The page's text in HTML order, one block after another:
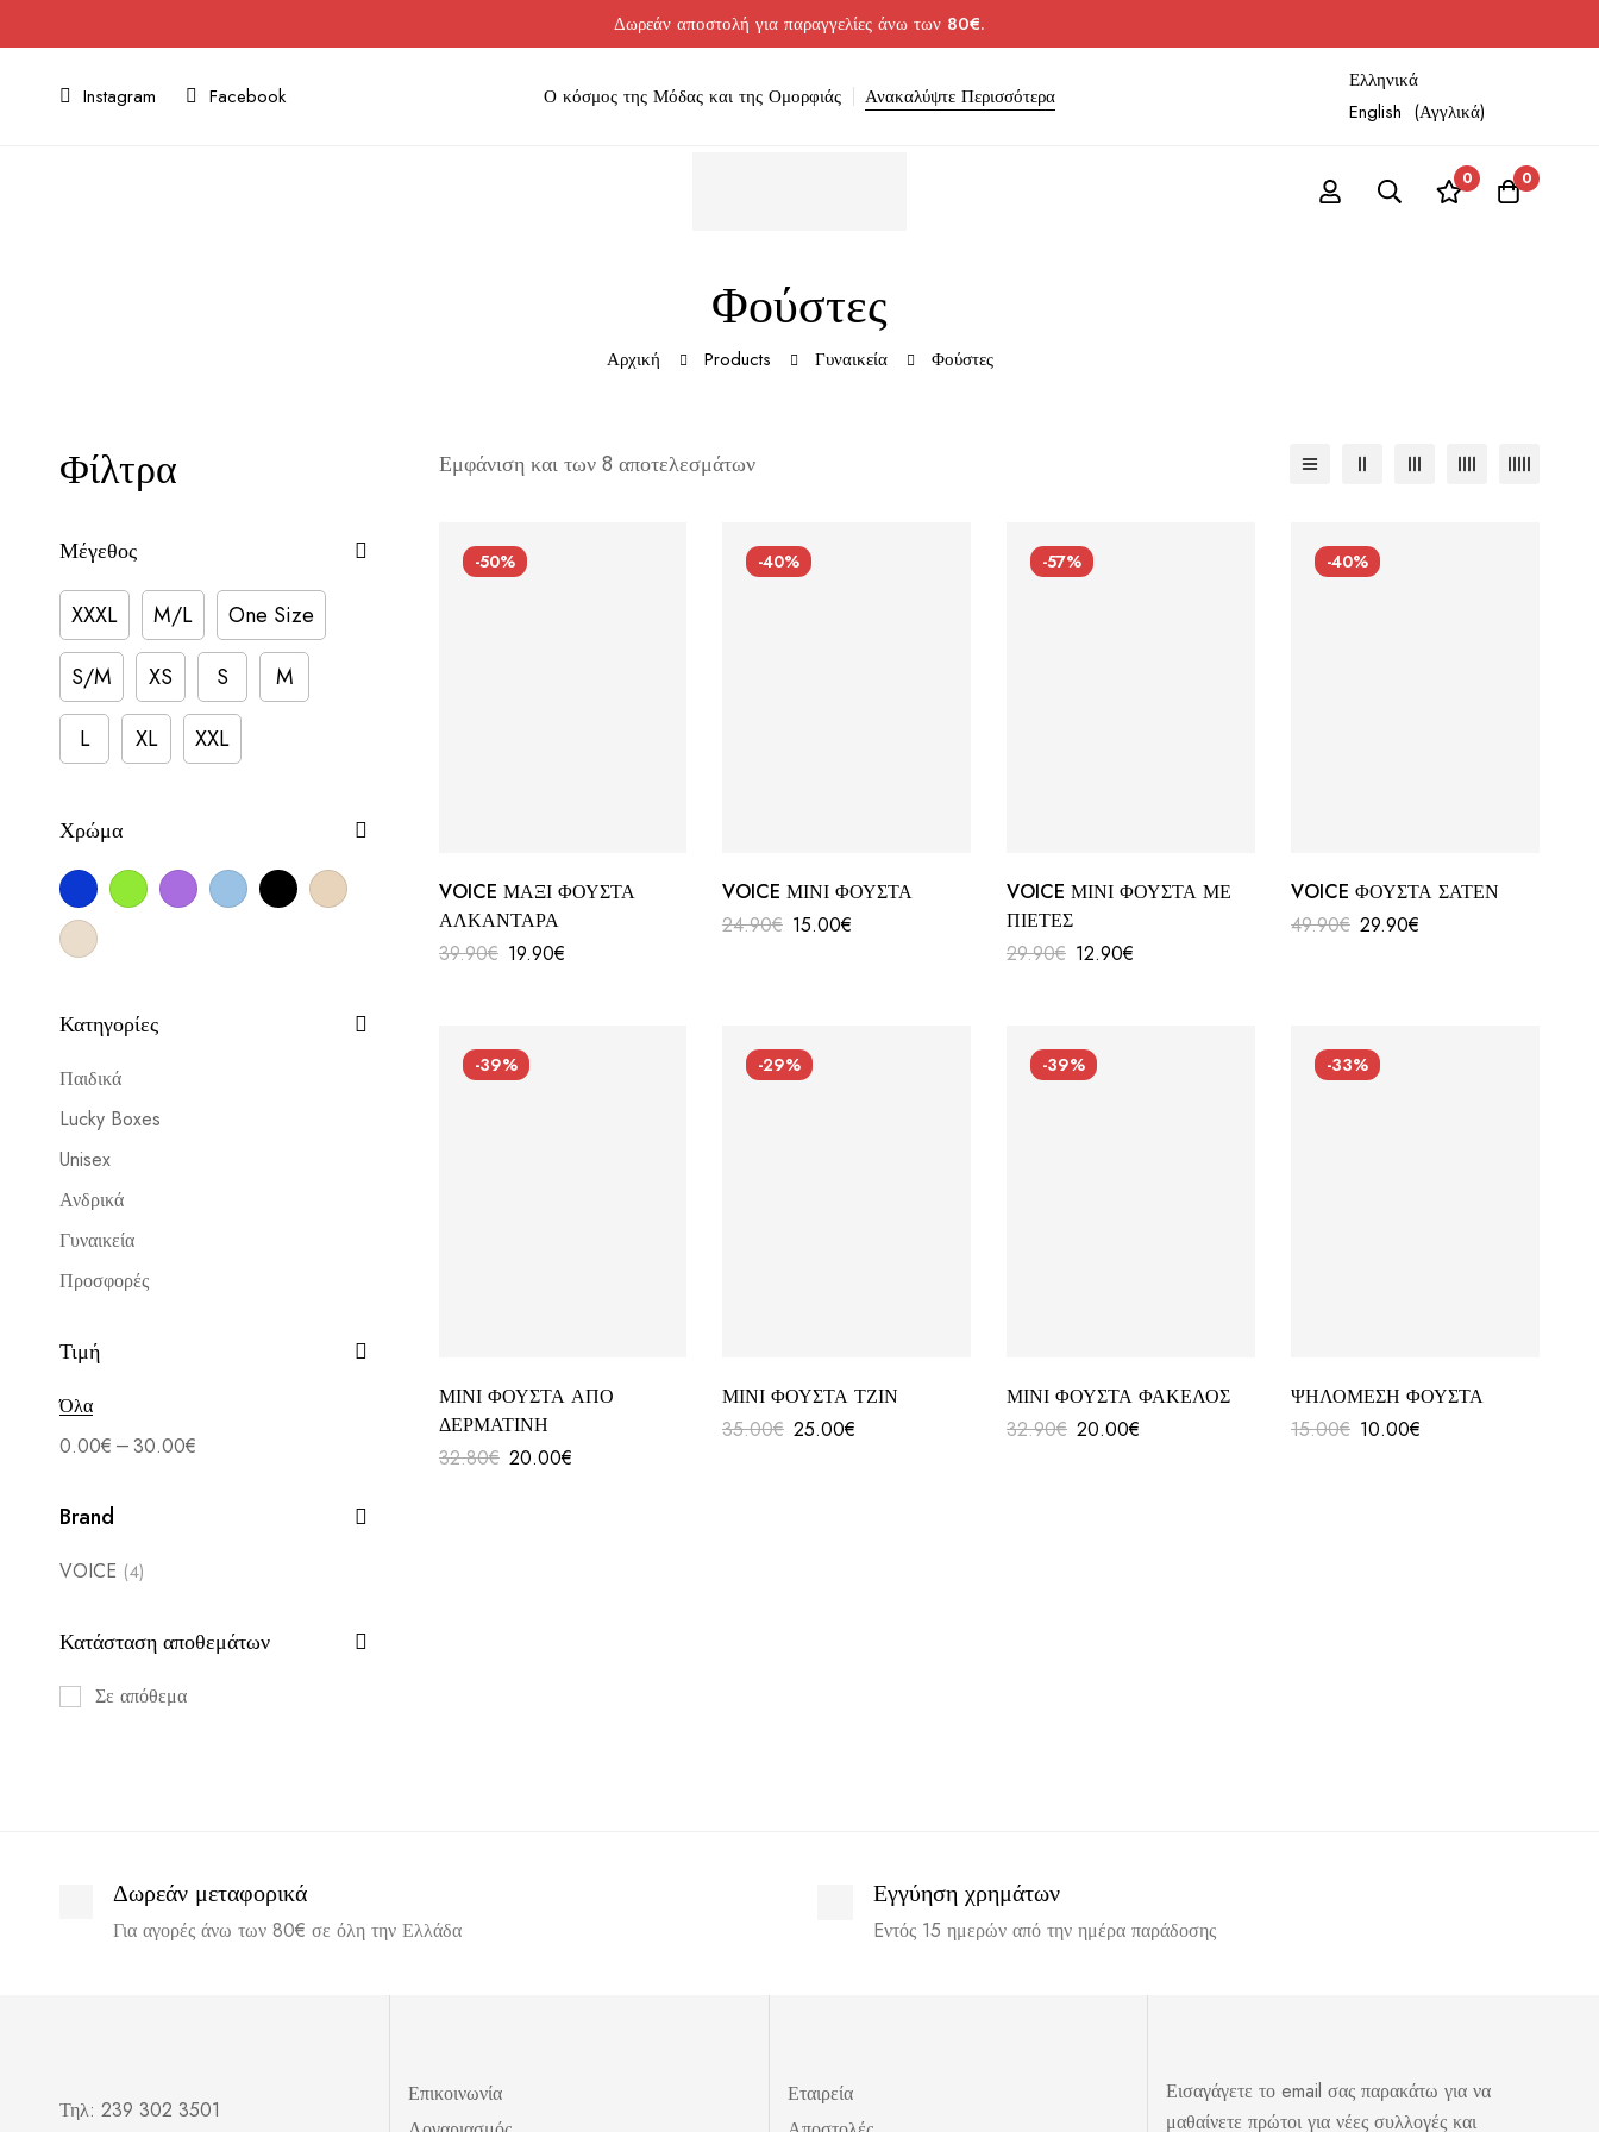
Δωρεάν αποστολή για παραγγελίες άνω των 80€.
Instagram Facebook Ο κόσμος της Μόδας και της Ομορφιάς Ανακαλύψτε Περισσότερα
Ελληνικά
English (Αγγλικά)
0 0
Φούστες
Αρχική Products Γυναικεία Φούστες
Φίλτρα
Μέγεθος
XXXL M/L
One Size
S/M
XS S
M
L
XL XXL
Χρώμα
Κατηγορίες
Παιδικά
Lucky Boxes
Unisex
Ανδρικά
Γυναικεία
Προσφορές
Τιμή
Όλα
0.00€ –30.00€
Brand
VOICE (4)
Κατάσταση αποθεμάτων
Σε απόθεμα
Εμφάνιση και των 8 αποτελεσμάτων
-50%
VOICE ΜΑΞΙ ΦΟΥΣΤΑ
ΑΛΚΑΝΤΑΡΑ
39.90€ 19.90€
-40%
VOICE ΜΙΝΙ ΦΟΥΣΤΑ
24.90€ 15.00€
-57%
VOICE ΜΙΝΙ ΦΟΥΣΤΑ ΜΕ
ΠΙΕΤΕΣ
29.90€ 12.90€
-40%
VOICE ΦΟΥΣΤΑ ΣΑΤΕΝ
49.90€ 29.90€
-39%
ΜΙΝΙ ΦΟΥΣΤΑ ΑΠΟ
ΔΕΡΜΑΤΙΝΗ
32.80€ 20.00€
-29%
ΜΙΝΙ ΦΟΥΣΤΑ ΤΖΙΝ
35.00€ 25.00€
-39%
ΜΙΝΙ ΦΟΥΣΤΑ ΦΑΚΕΛΟΣ
32.90€ 20.00€
-33%
ΨΗΛΟΜΕΣΗ ΦΟΥΣΤΑ
15.00€ 10.00€
Δωρεάν μεταφορικά
Για αγορές άνω των 80€ σε όλη την Ελλάδα
Εγγύηση χρημάτων
Eντός 15 ημερών από την ημέρα παράδοσης
Τηλ: 239 302 3501
Επικοινωνία
Εταιρεία
Εισαγάγετε το email σας παρακάτω για να
μαθαίνετε πρώτοι για νέες συλλογές και